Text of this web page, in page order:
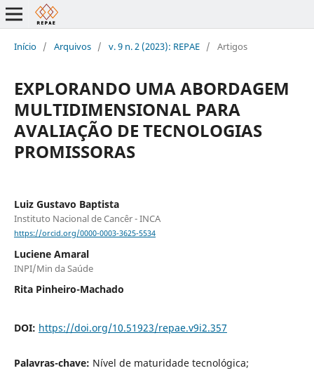
Início / Arquivos / v. 9 n. 2 (2023): REPAE / Artigos
EXPLORANDO UMA ABORDAGEM
MULTIDIMENSIONAL PARA
AVALIAÇÃO DE TECNOLOGIAS
PROMISSORAS
Luiz Gustavo Baptista
Instituto Nacional de Cancêr - INCA
https://orcid.org/0000-0003-3625-5534
Luciene Amaral
INPI/Min da Saúde
Rita Pinheiro-Machado
DOI: https://doi.org/10.51923/repae.v9i2.357
Palavras-chave: Nível de maturidade tecnológica;